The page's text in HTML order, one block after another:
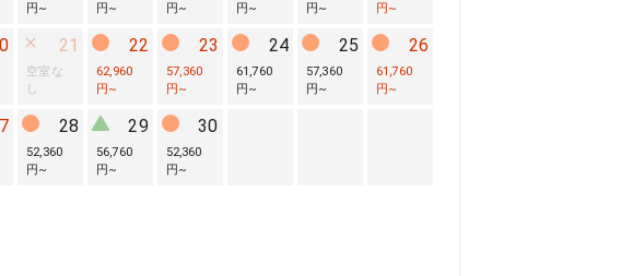
円 ~
円 ~
円 ~
円 ~
円 ~
円 ~
21
空室な
し
22
62,960
円 ~
23
57,360
円 ~
24
61,760
円 ~
25
57,360
円 ~
26
61,760
円 ~
28
52,360
円 ~
29
56,760
円 ~
30
52,360
円 ~